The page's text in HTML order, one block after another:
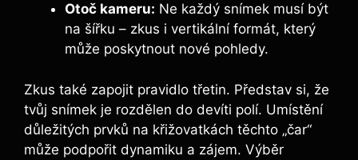
Otoč kameru: Ne každý snímek musí být
na šířku – zkus i vertikální formát, který
může poskytnout nové pohledy.
Zkus také zapojit pravidlo třetin. Představ si, že
tvůj snímek je rozdělen do devíti polí. Umístění
důležitých prvků na křižovatkách těchto „čar“
může podpořit dynamiku a zájem. Výběr